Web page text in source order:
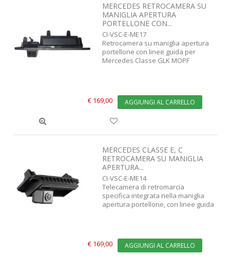
MERCEDES RETROCAMERA SU
MANIGLIA APERTURA
PORTELLONE CON...
CI-VSC-E-ME17
Retrocamera su maniglia apertura
portellone con linee guida per
Mercedes Classe GLK MOPF
€ 169,00 AGGIUNGI AL CARRELLO
MERCEDES CLASSE E, C
RETROCAMERA SU MANIGLIA
APERTURA...
CI-VSC-E-ME14
Telecamera di retromarcia
specifica integrata nella maniglia
apertura portellone, con linee guida
€ 169,00 AGGIUNGI AL CARRELLO